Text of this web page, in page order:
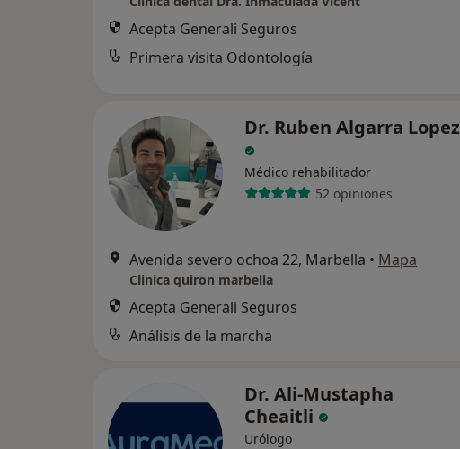
Acepta Generali Seguros
Primera visita Odontología
Dr. Ruben Algarra Lopez
Médico rehabilitador
52 opiniones
Avenida severo ochoa 22, Marbella • Mapa
Clinica quiron marbella
Acepta Generali Seguros
Análisis de la marcha
Dr. Ali-Mustapha
Cheaitli
Urólogo